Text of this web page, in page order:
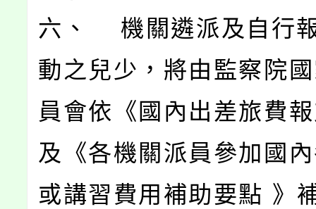
六、 機關遴派及自行
動之兒少，將由監察院
員會依《國內出差旅費
及《各機關派員參加國
或講習費用補助要點 》